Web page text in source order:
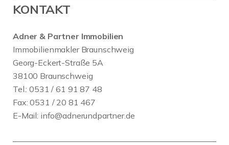
KONTAKT
Adner & Partner Immobilien
Immobilienmakler Braunschweig
Georg-Eckert-Straße 5A
38100 Braunschweig
Tel.: 0531 / 61 91 87 48
Fax: 0531 / 20 81 467
E-Mail: info@adnerundpartner.de